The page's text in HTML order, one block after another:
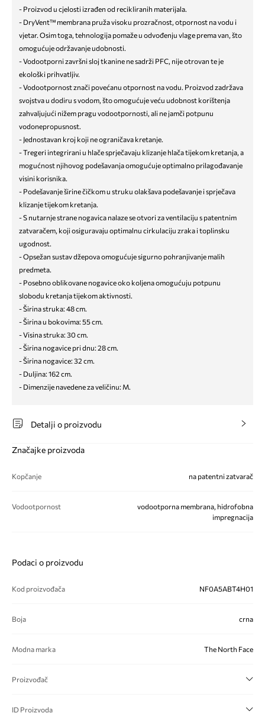
- Proizvod u cjelosti izrađen od recikliranih materijala.
- DryVent™ membrana pruža visoku prozračnost, otpornost na vodu i
vjetar. Osim toga, tehnologija pomaže u odvođenju vlage prema van, što
omogućuje održavanje udobnosti.
- Vodootporni završni sloj tkanine ne sadrži PFC, nije otrovan te je
ekološki prihvatljiv.
- Vodootpornost znači povećanu otpornost na vodu. Proizvod zadržava
svojstva u dodiru s vodom, što omogućuje veću udobnost korištenja
zahvaljujući nižem pragu vodootpornosti, ali ne jamči potpunu
vodonepropusnost.
- Jednostavan kroj koji ne ograničava kretanje.
- Tregeri integrirani u hlače sprječavaju klizanje hlača tijekom kretanja, a
mogućnost njihovog podešavanja omogućuje optimalno prilagođavanje
visini korisnika.
- Podešavanje širine čičkom u struku olakšava podešavanje i sprječava
klizanje tijekom kretanja.
- S nutarnje strane nogavica nalaze se otvori za ventilaciju s patentnim
zatvaračem, koji osiguravaju optimalnu cirkulaciju zraka i toplinsku
ugodnost.
- Opsežan sustav džepova omogućuje sigurno pohranjivanje malih
predmeta.
- Posebno oblikovane nogavice oko koljena omogućuju potpunu
slobodu kretanja tijekom aktivnosti.
- Širina struka: 48 cm.
- Širina u bokovima: 55 cm.
- Visina struka: 30 cm.
- Širina nogavice pri dnu: 28 cm.
- Širina nogavice: 32 cm.
- Duljina: 162 cm.
- Dimenzije navedene za veličinu: M.
Detalji o proizvodu
Značajke proizvoda
Kopčanje na patentni zatvarač
Vodootpornost
vodootporna membrana, hidrofobna
impregnacija
Podaci o proizvodu
Kod proizvođača NF0A5ABT4H01
Boja crna
Modna marka The North Face
Proizvođač
ID Proizvoda